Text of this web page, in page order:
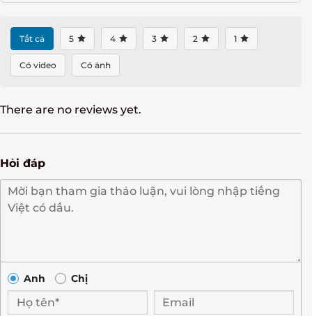
Tất cả 5 4 3 2 1
Có video Có ảnh
There are no reviews yet.
Hỏi đáp
Anh Chị